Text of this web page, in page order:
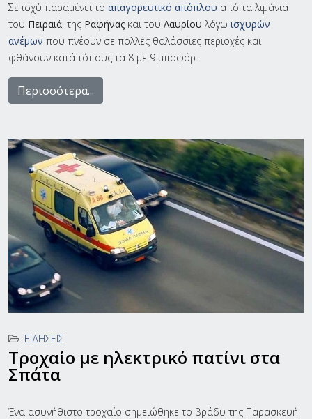
Σε ισχύ παραμένει το απαγορευτικό απόπλου από τα λιμάνια
του Πειραιά, της Ραφήνας και του Λαυρίου λόγω ισχυρών
ανέμων που πνέουν σε πολλές θαλάσσιες περιοχές και
φθάνουν κατά τόπους τα 8 με 9 μποφόρ.
Περισσότερα...
ΕΙΔΉΣΕΙΣ
Τροχαίο με ηλεκτρικό πατίνι στα
Σπάτα
Ένα ασυνήθιστο τροχαίο σημειώθηκε το βράδυ της Παρασκευή